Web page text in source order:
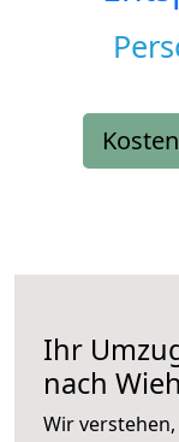
Ihr
nach
Wir